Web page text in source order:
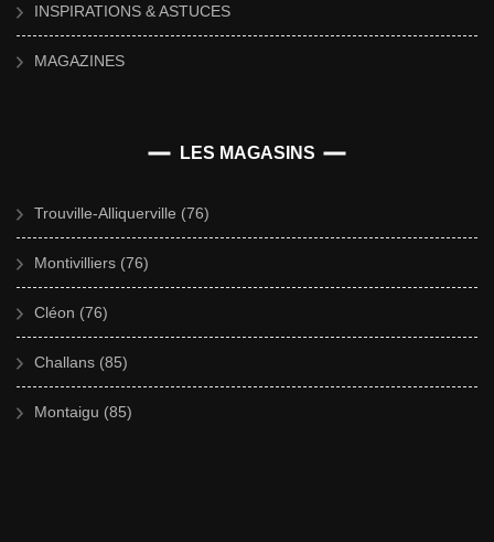
INSPIRATIONS & ASTUCES
MAGAZINES
LES MAGASINS
Trouville-Alliquerville (76)
Montivilliers (76)
Cléon (76)
Challans (85)
Montaigu (85)